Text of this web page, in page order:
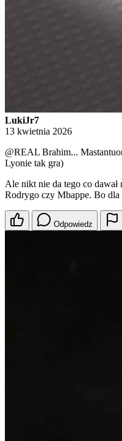
LukiJr7
13 kwietnia 2026
@REAL Brahim...
Lyonie tak gra)
Ale nikt nie da tego co
Rodrygo czy Mbappe. Bo dla
Odpowiedz